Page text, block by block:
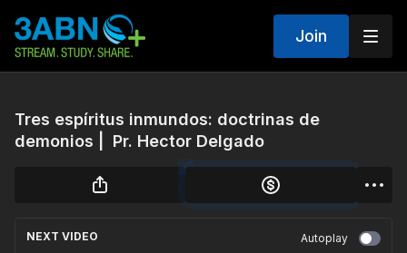
Join
Tres espíritus inmundos: doctrinas de
demonios | Pr. Hector Delgado
NEXT VIDEO Autoplay